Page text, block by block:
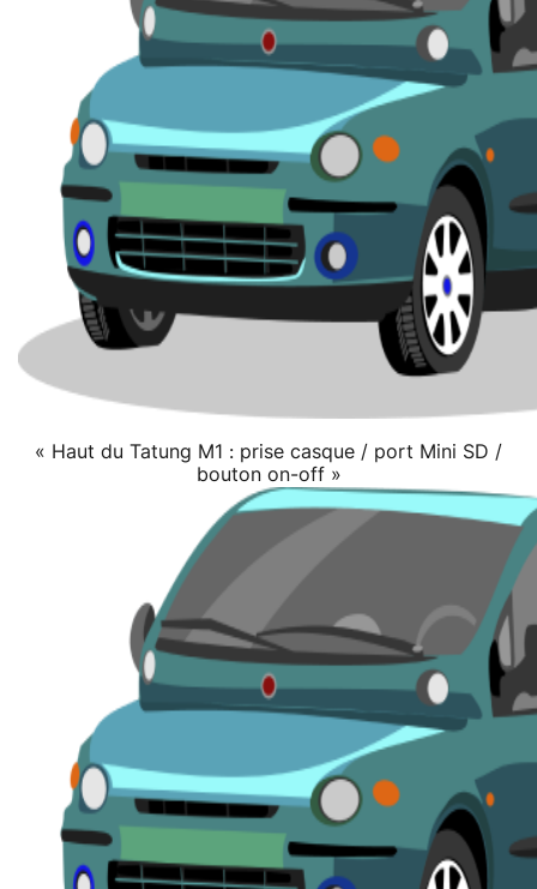
« Haut du Tatung M1 : prise casque / port Mini SD /
bouton on-off »